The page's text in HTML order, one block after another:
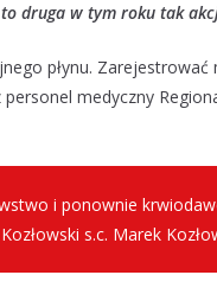
to druga w tym roku tak
płynu. Zarejestrować
medyczny
i ponownie
s.c. Marek